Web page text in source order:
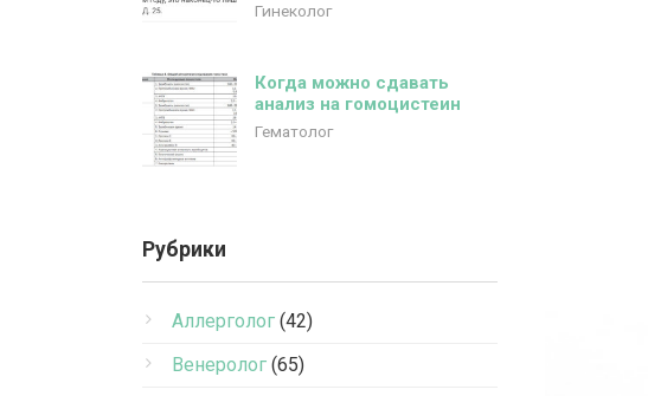
Гинеколог
Когда можно сдавать
анализ на гомоцистеин
Гематолог
Рубрики
Аллерголог (42)
Венеролог (65)